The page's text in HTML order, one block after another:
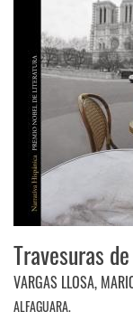
Travesuras
VARGAS LLOSA,
ALFAGUARA.